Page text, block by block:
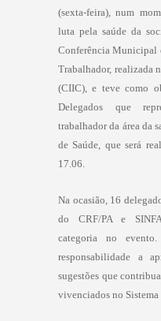
(sexta-feira), num
luta pela saúde da
Conferência Municipal
Trabalhador, realizada
(CIIC), e teve como
Delegados que
trabalhador da área da
de Saúde, que será
17.06.
Na ocasião, 16
do CRF/PA e
categoria no
responsabilidade a
sugestões que
vivenciados no Sistema